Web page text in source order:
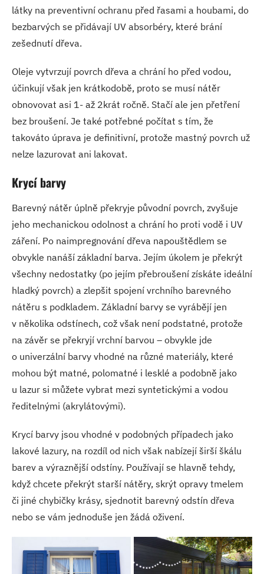
látky na preventivní ochranu před řasami a houbami, do
bezbarvých se přidávají UV absorbéry, které brání
zešednutí dřeva.
Oleje vytvrzují povrch dřeva a chrání ho před vodou,
účinkují však jen krátkodobě, proto se musí nátěr
obnovovat asi 1- až 2krát ročně. Stačí ale jen přetření
bez broušení. Je také potřebné počítat s tím, že
takováto úprava je definitivní, protože mastný povrch už
nelze lazurovat ani lakovat.
Krycí barvy
Barevný nátěr úplně překryje původní povrch, zvyšuje
jeho mechanickou odolnost a chrání ho proti vodě i UV
záření. Po naimpregnování dřeva napouštědlem se
obvykle nanáší základní barva. Jejím úkolem je překrýt
všechny nedostatky (po jejím přebroušení získáte ideální
hladký povrch) a zlepšit spojení vrchního barevného
nátěru s podkladem. Základní barvy se vyrábějí jen
v několika odstínech, což však není podstatné, protože
na závěr se překryjí vrchní barvou – obvykle jde
o univerzální barvy vhodné na různé materiály, které
mohou být matné, polomatné i lesklé a podobně jako
u lazur si můžete vybrat mezi syntetickými a vodou
ředitelnými (akrylátovými).
Krycí barvy jsou vhodné v podobných případech jako
lakové lazury, na rozdíl od nich však nabízejí širší škálu
barev a výraznější odstíny. Používají se hlavně tehdy,
když chcete překrýt starší nátěry, skrýt opravy tmelem
či jiné chybičky krásy, sjednotit barevný odstín dřeva
nebo se vám jednoduše jen žádá oživení.